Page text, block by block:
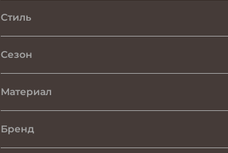
Стиль
Сезон
Материал
Бренд